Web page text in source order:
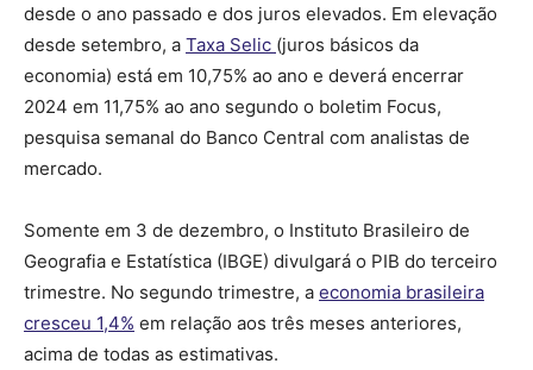
desde o ano passado e dos juros elevados. Em elevação
desde setembro, a Taxa Selic (juros básicos da
economia) está em 10,75% ao ano e deverá encerrar
2024 em 11,75% ao ano segundo o boletim Focus,
pesquisa semanal do Banco Central com analistas de
mercado.
Somente em 3 de dezembro, o Instituto Brasileiro de
Geografia e Estatística (IBGE) divulgará o PIB do terceiro
trimestre. No segundo trimestre, a economia brasileira
cresceu 1,4% em relação aos três meses anteriores,
acima de todas as estimativas.